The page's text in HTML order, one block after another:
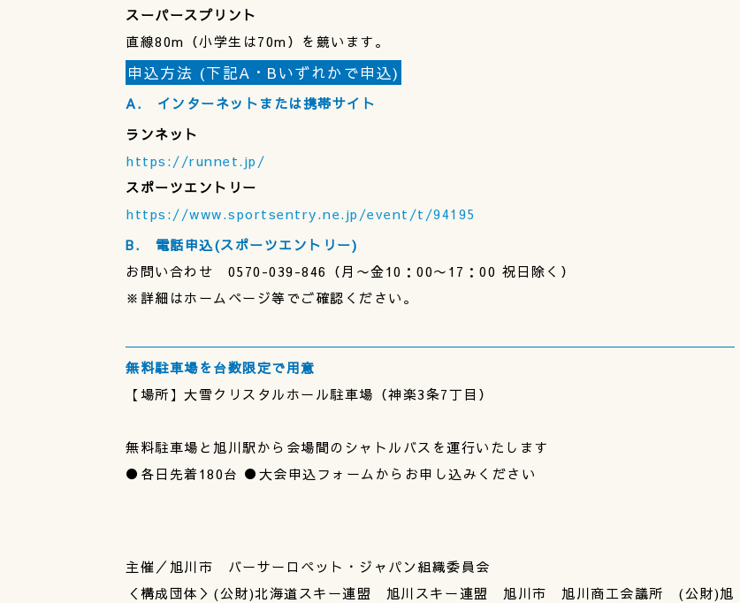
スーパースプリント
直線80m（小学生は70m）を競います。
申込方法 (下記A・Bいずれかで申込)
A. インターネットまたは携帯サイト
ランネット
https://runnet.jp/
スポーツエントリー
https://www.sportsentry.ne.jp/event/t/94195
B. 電話申込(スポーツエントリー)
お問い合わせ 0570-039-846（月〜金10：00〜17：00 祝日除く）
※詳細はホームページ等でご確認ください。
無料駐車場を台数限定で用意
【場所】大雪クリスタルホール駐車場（神楽3条7丁目）
無料駐車場と旭川駅から会場間のシャトルバスを運行いたします
●各日先着180台 ●大会申込フォームからお申し込みください
主催／旭川市 バーサーロペット・ジャパン組織委員会
＜構成団体＞(公財)北海道スキー連盟 旭川スキー連盟 旭川市 旭川商工会議所 (公財)旭